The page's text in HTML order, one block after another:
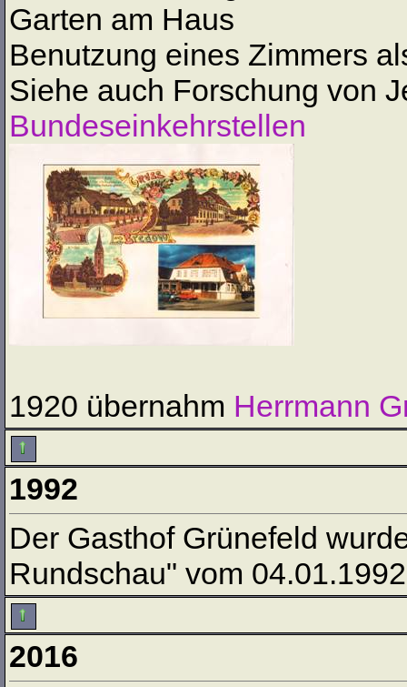
Garten am Haus
Benutzung eines Zimmers
Siehe auch Forschung von
Bundeseinkehrstellen
1920 übernahm Herrmann
1992
Der Gasthof Grünefeld
Rundschau" vom
2016